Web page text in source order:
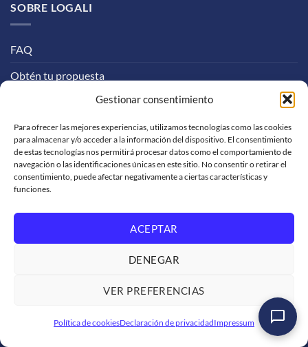
Gestionar consentimiento
Para ofrecer las mejores experiencias, utilizamos tecnologías como las cookies
para almacenar y/o acceder a la información del dispositivo. El consentimiento
de estas tecnologías nos permitirá procesar datos como el comportamiento de
navegación o las identificaciones únicas en este sitio. No consentir o retirar el
consentimiento, puede afectar negativamente a ciertas características y
funciones.
ACEPTAR
DENEGAR
VER PREFERENCIAS
Política de cookiesDeclaración de privacidadImpressum
SOBRE LOGALI
FAQ
Obtén tu propuesta
Proceso de formación
Experiencias Logali
SOPORTE
Condiciones de servicio